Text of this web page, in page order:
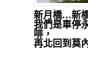
新月橋…新
我們是車停
啡，
再北回到莫